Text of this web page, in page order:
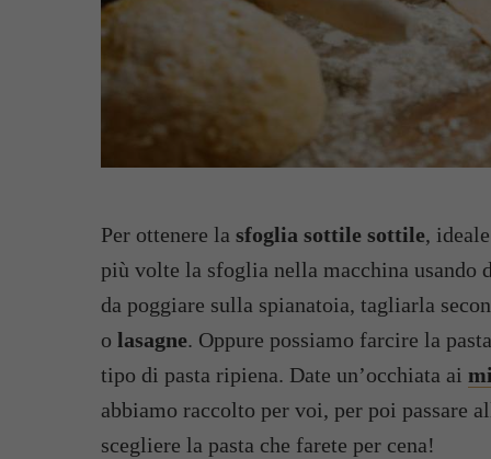
Per ottenere la sfoglia sottile sottile,
più volte la sfoglia nella macchina
da poggiare sulla spianatoia, tagliarla
o lasagne. Oppure possiamo farcire la
tipo di pasta ripiena. Date un’occhiata ai
abbiamo raccolto per voi, per poi passare
scegliere la pasta che farete per cena!